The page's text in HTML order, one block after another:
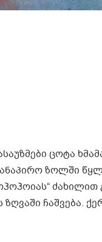
ცოტა
ზოლში
ჩაშვება.